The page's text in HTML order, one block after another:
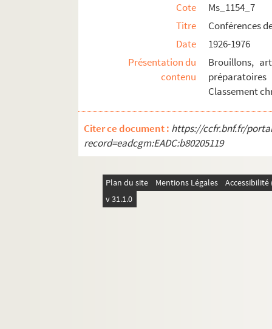
Cote
Ms_1154_7
Titre
Conférences
Date
1926-1976
Présentation du
contenu
Brouillons,
Classement
Citer ce document : https://ccfr.bnf.fr/
record=eadcgm:EADC:b80205119
Plan du site Mentions Légales
v 31.1.0